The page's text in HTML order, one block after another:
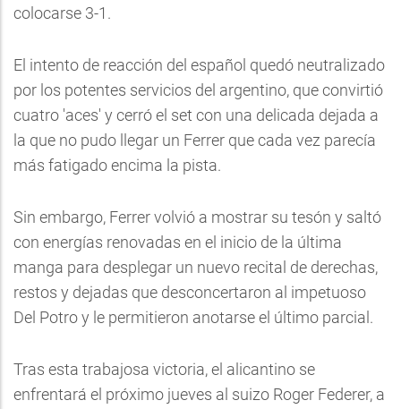
colocarse 3-1.
El intento de reacción del español quedó neutralizado
por los potentes servicios del argentino, que convirtió
cuatro 'aces' y cerró el set con una delicada dejada a
la que no pudo llegar un Ferrer que cada vez parecía
más fatigado encima la pista.
Sin embargo, Ferrer volvió a mostrar su tesón y saltó
con energías renovadas en el inicio de la última
manga para desplegar un nuevo recital de derechas,
restos y dejadas que desconcertaron al impetuoso
Del Potro y le permitieron anotarse el último parcial.
Tras esta trabajosa victoria, el alicantino se
enfrentará el próximo jueves al suizo Roger Federer, a